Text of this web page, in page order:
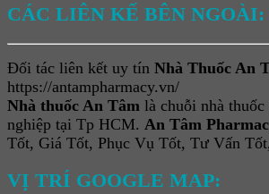
CÁC LIÊN KẾ BÊN NGOÀI:
Đối tác liên kết uy tín Nhà Thuốc An
https://antampharmacy.vn/
Nhà thuốc An Tâm là chuỗi nhà
nghiệp tại Tp HCM. An Tâm
Tốt, Giá Tốt, Phục Vụ Tốt, Tư Vấn
VỊ TRÍ GOOGLE MAP: